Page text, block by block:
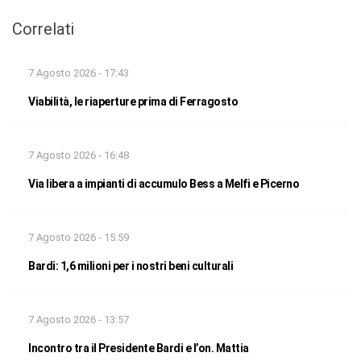
Correlati
7 Agosto 2026 - 17:43
Viabilità, le riaperture prima di Ferragosto
7 Agosto 2026 - 16:48
Via libera a impianti di accumulo Bess a Melfi e Picerno
7 Agosto 2026 - 15:59
Bardi: 1,6 milioni per i nostri beni culturali
7 Agosto 2026 - 13:57
Incontro tra il Presidente Bardi e l’on. Mattia